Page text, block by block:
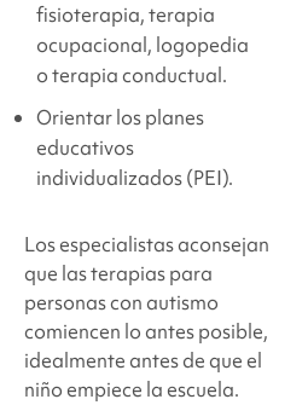
fisioterapia, terapia
ocupacional, logopedia
o terapia conductual.
Orientar los planes
educativos
individualizados (PEI).
Los especialistas aconsejan
que las terapias para
personas con autismo
comiencen lo antes posible,
idealmente antes de que el
niño empiece la escuela.